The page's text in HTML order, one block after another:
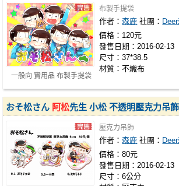
一般向 實用品 布製手提袋
布製手提袋
作者：森鹿 社團：
價格：120元
發售日期：2016-02-13
尺寸：37*38.5
材質：不織布
おそ松さん 阿松先生 小松 不透明壓克力吊飾
壓克力吊飾
作者：森鹿 社團：
價格：80元
發售日期：2016-02-13
尺寸：6公分